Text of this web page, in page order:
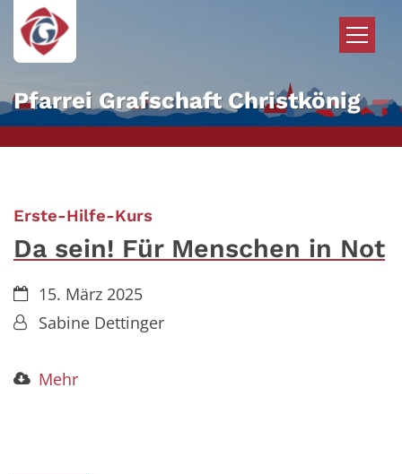
Zum Inhalt springen
Pfarrei Grafschaft Christkönig
Erste-Hilfe-Kurs:
Da sein! Für Menschen in Not
Datum:15. März 2025
Von:Sabine Dettinger
Mehr